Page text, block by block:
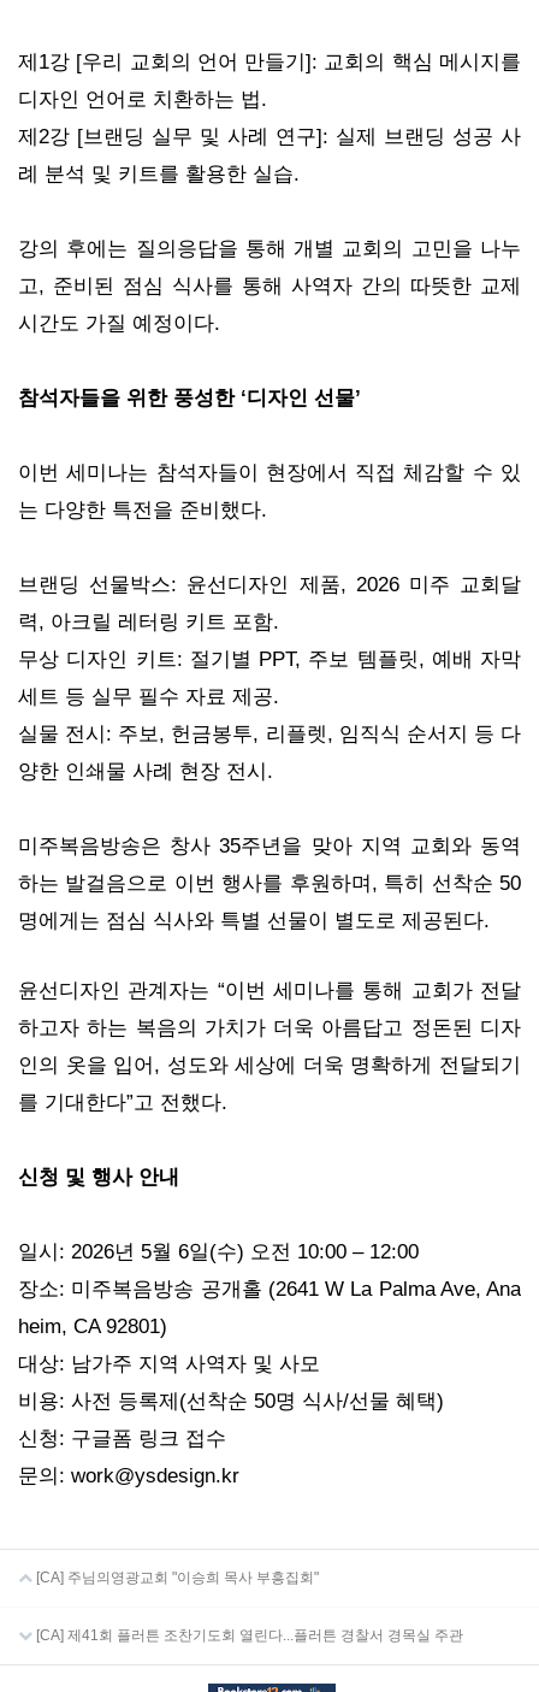
제1강 [우리 교회의 언어 만들기]: 교회의 핵심 메시지를
디자인 언어로 치환하는 법.
제2강 [브랜딩 실무 및 사례 연구]: 실제 브랜딩 성공 사
례 분석 및 키트를 활용한 실습.
강의 후에는 질의응답을 통해 개별 교회의 고민을 나누
고, 준비된 점심 식사를 통해 사역자 간의 따뜻한 교제
시간도 가질 예정이다.
참석자들을 위한 풍성한 ‘디자인 선물’
이번 세미나는 참석자들이 현장에서 직접 체감할 수 있
는 다양한 특전을 준비했다.
브랜딩 선물박스: 윤선디자인 제품, 2026 미주 교회달
력, 아크릴 레터링 키트 포함.
무상 디자인 키트: 절기별 PPT, 주보 템플릿, 예배 자막
세트 등 실무 필수 자료 제공.
실물 전시: 주보, 헌금봉투, 리플렛, 임직식 순서지 등 다
양한 인쇄물 사례 현장 전시.
미주복음방송은 창사 35주년을 맞아 지역 교회와 동역
하는 발걸음으로 이번 행사를 후원하며, 특히 선착순 50
명에게는 점심 식사와 특별 선물이 별도로 제공된다.
윤선디자인 관계자는 “이번 세미나를 통해 교회가 전달
하고자 하는 복음의 가치가 더욱 아름답고 정돈된 디자
인의 옷을 입어, 성도와 세상에 더욱 명확하게 전달되기
를 기대한다”고 전했다.
신청 및 행사 안내
일시: 2026년 5월 6일(수) 오전 10:00 – 12:00
장소: 미주복음방송 공개홀 (2641 W La Palma Ave, Ana
heim, CA 92801)
대상: 남가주 지역 사역자 및 사모
비용: 사전 등록제(선착순 50명 식사/선물 혜택)
신청: 구글폼 링크 접수
문의: work@ysdesign.kr
[CA] 주님의영광교회 "이승희 목사 부흥집회"
[CA] 제41회 플러튼 조찬기도회 열린다...플러튼 경찰서 경목실 주관